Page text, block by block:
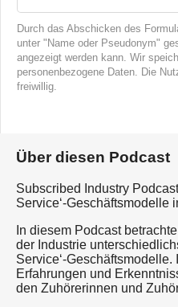
Durch das Abschicken des
unter "Name oder Pseudonym"
angezeigt werden kann. Wir
personenbezogene Daten. Die
freiwillig.
Über diesen Podcast
Subscribed Industry
Service‘-Geschäftsmodelle
In diesem Podcast
der Industrie
Service‘-
Erfahrungen und
den Zuhörerinnen und